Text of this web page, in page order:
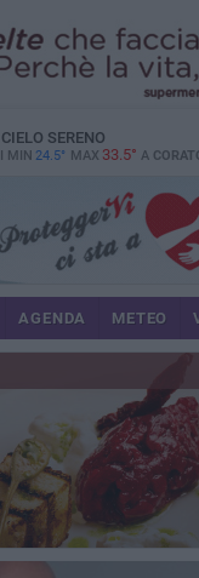
SERENO
MIN 24.5° MAX 33.5° A
AGENDA METEO